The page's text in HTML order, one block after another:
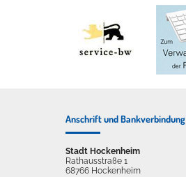
Anschrift und Bankverbindung
Stadt Hockenheim
Rathausstraße 1
68766 Hockenheim